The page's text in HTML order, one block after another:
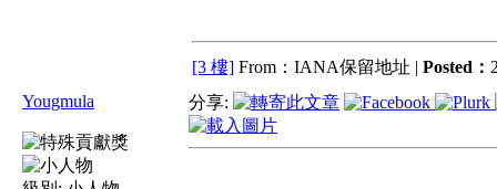
[3 樓] From：IANA保留地址 | Posted：
Yougmula
分享: